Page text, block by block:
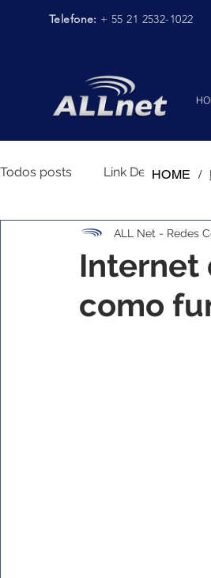
Telefone: + 55 21 2532-1022
Todos posts Link Dedicado
Segurança de Rede
Internet
como
ALL Net - Redes
HOME /